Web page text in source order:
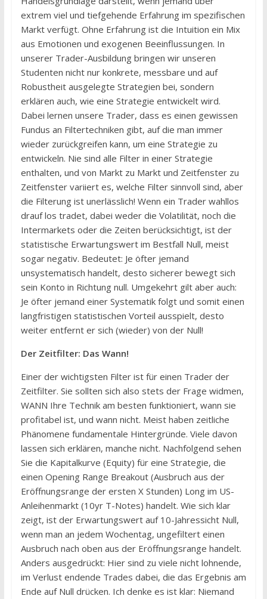
extrem viel und tiefgehende Erfahrung im spezifischen
Markt verfügt. Ohne Erfahrung ist die Intuition ein Mix
aus Emotionen und exogenen Beeinflussungen. In
unserer Trader-Ausbildung bringen wir unseren
Studenten nicht nur konkrete, messbare und auf
Robustheit ausgelegte Strategien bei, sondern
erklären auch, wie eine Strategie entwickelt wird.
Dabei lernen unsere Trader, dass es einen gewissen
Fundus an Filtertechniken gibt, auf die man immer
wieder zurückgreifen kann, um eine Strategie zu
entwickeln. Nie sind alle Filter in einer Strategie
enthalten, und von Markt zu Markt und Zeitfenster zu
Zeitfenster variiert es, welche Filter sinnvoll sind, aber
die Filterung ist unerlässlich! Wenn ein Trader wahllos
drauf los tradet, dabei weder die Volatilität, noch die
Intermarkets oder die Zeiten berücksichtigt, ist der
statistische Erwartungswert im Bestfall Null, meist
sogar negativ. Bedeutet: Je öfter jemand
unsystematisch handelt, desto sicherer bewegt sich
sein Konto in Richtung null. Umgekehrt gilt aber auch:
Je öfter jemand einer Systematik folgt und somit einen
langfristigen statistischen Vorteil ausspielt, desto
weiter entfernt er sich (wieder) von der Null!
Der Zeitfilter: Das Wann!
Einer der wichtigsten Filter ist für einen Trader der
Zeitfilter. Sie sollten sich also stets der Frage widmen,
WANN Ihre Technik am besten funktioniert, wann sie
profitabel ist, und wann nicht. Meist haben zeitliche
Phänomene fundamentale Hintergründe. Viele davon
lassen sich erklären, manche nicht. Nachfolgend sehen
Sie die Kapitalkurve (Equity) für eine Strategie, die
einen Opening Range Breakout (Ausbruch aus der
Eröffnungsrange der ersten X Stunden) Long im US-
Anleihenmarkt (10yr T-Notes) handelt. Wie sich klar
zeigt, ist der Erwartungswert auf 10-Jahressicht Null,
wenn man an jedem Wochentag, ungefiltert einen
Ausbruch nach oben aus der Eröffnungsrange handelt.
Anders ausgedrückt: Hier sind zu viele nicht lohnende,
im Verlust endende Trades dabei, die das Ergebnis am
Ende auf Null drücken. Ich denke es ist klar: Niemand